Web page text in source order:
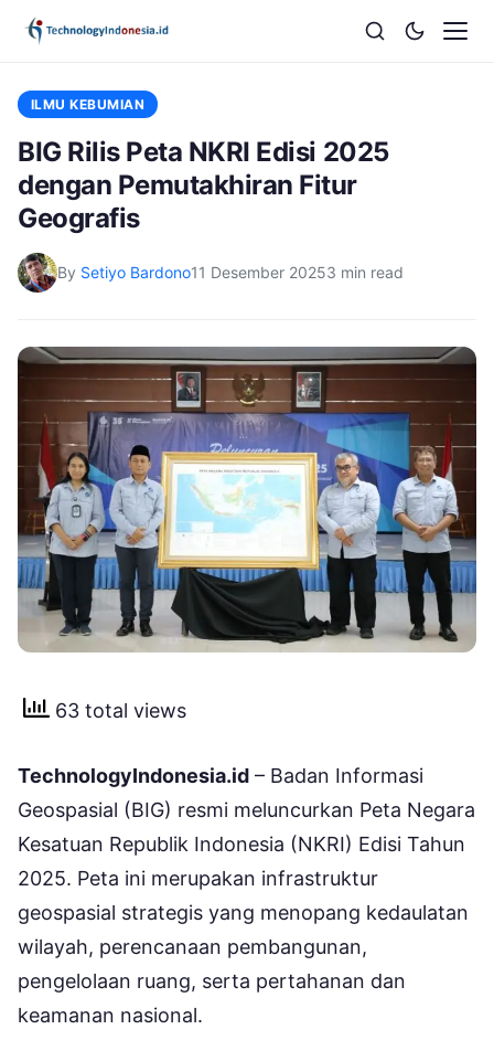
ILMU KEBUMIAN
BIG Rilis Peta NKRI Edisi 2025
dengan Pemutakhiran Fitur
Geografis
By Setiyo Bardono11 Desember 20253 min read
63 total views
TechnologyIndonesia.id – Badan Informasi
Geospasial (BIG) resmi meluncurkan Peta Negara
Kesatuan Republik Indonesia (NKRI) Edisi Tahun
2025. Peta ini merupakan infrastruktur
geospasial strategis yang menopang kedaulatan
wilayah, perencanaan pembangunan,
pengelolaan ruang, serta pertahanan dan
keamanan nasional.